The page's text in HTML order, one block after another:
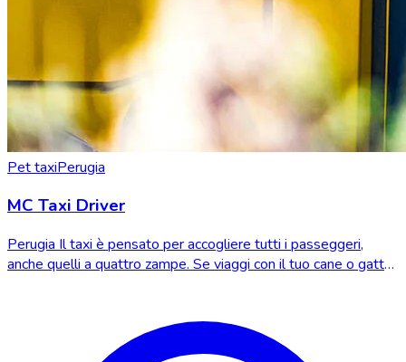
Pet taxiPerugia
MC Taxi Driver
Perugia Il taxi è pensato per accogliere tutti i passeggeri,
anche quelli a quattro zampe. Se viaggi con il tuo cane o gatto,